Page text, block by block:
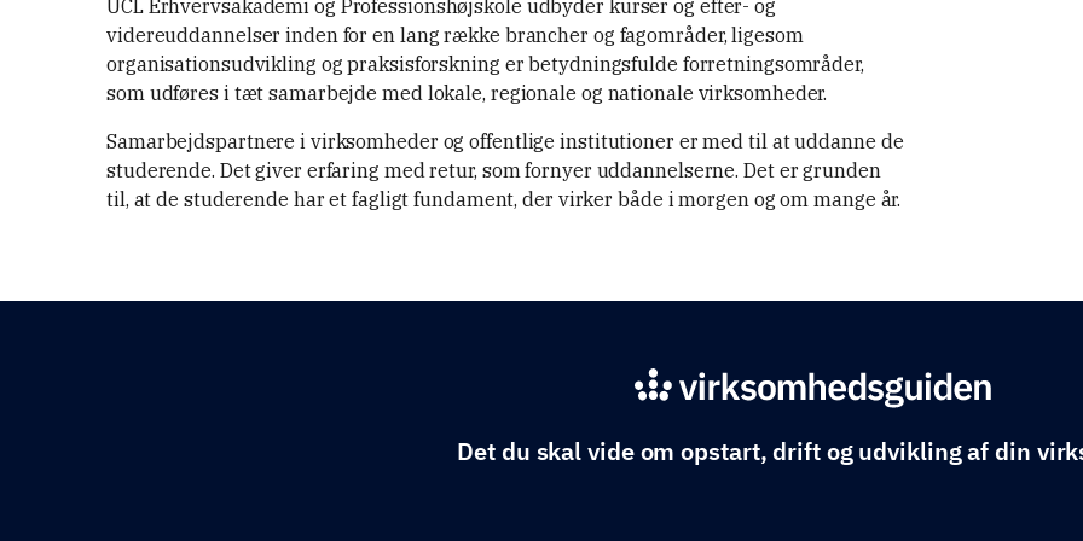
UCL Erhvervsakademi og Professionshøjskole udbyder kurser og efter- og
videreuddannelser inden for en lang række brancher og fagområder, ligesom
organisationsudvikling og praksisforskning er betydningsfulde forretningsområder,
som udføres i tæt samarbejde med lokale, regionale og nationale virksomheder.
Samarbejdspartnere i virksomheder og offentlige institutioner er med til at uddanne de
studerende. Det giver erfaring med retur, som fornyer uddannelserne. Det er grunden
til, at de studerende har et fagligt fundament, der virker både i morgen og om mange år.
Det du skal vide om opstart, drift og udvikling af din